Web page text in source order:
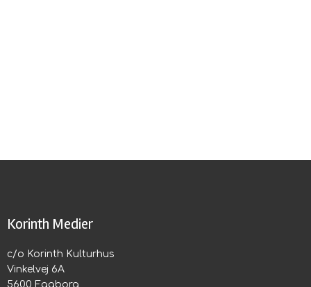
Korinth Medier
c/o Korinth Kulturhus
Vinkelvej 6A
5600 Faaborg